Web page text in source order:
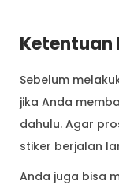
Ketentuan
Sebelum
jika Anda
dahulu. Agar
stiker berjalan
Anda juga bisa